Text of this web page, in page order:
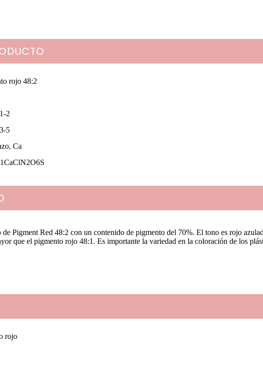
rojo 48:2
2
5
Ca
Pigment Red 48:2 con un contenido de pigmento del 70%. El tono es rojo
que el pigmento rojo 48:1. Es importante la variedad en la coloración de los
rojo